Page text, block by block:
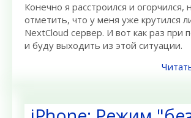
Конечно я расстроился и огорчился,
отметить, что у меня уже крутился
NextCloud сервер. И вот как раз при
и буду выходить из этой ситуации.